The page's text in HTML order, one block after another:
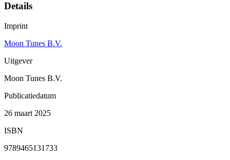
Details
Imprint
Moon Tunes B.V.
Uitgever
Moon Tunes B.V.
Publicatiedatum
26 maart 2025
ISBN
9789465131733